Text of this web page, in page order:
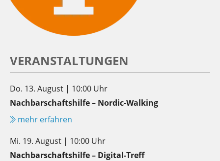
VERANSTALTUNGEN
Do. 13. August | 10:00 Uhr
Nachbarschaftshilfe – Nordic-Walking
mehr erfahren
Mi. 19. August | 10:00 Uhr
Nachbarschaftshilfe – Digital-Treff